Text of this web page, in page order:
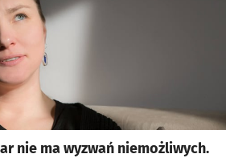
nie ma wyzwań niemożliwych.